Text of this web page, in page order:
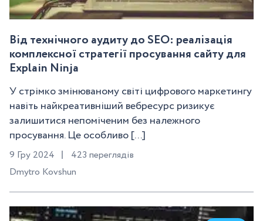
Від технічного аудиту до SEO: реалізація
комплексної стратегії просування сайту для
Explain Ninja
У стрімко змінюваному світі цифрового маркетингу
навіть найкреативніший вебресурс ризикує
залишитися непоміченим без належного
просування. Це особливо [...]
9 Гру 2024
423 переглядів
Dmytro Kovshun